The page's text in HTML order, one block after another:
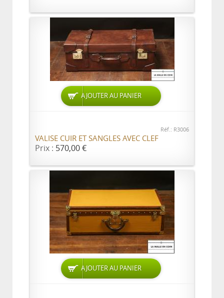
AJOUTER AU PANIER
Réf.: R3006
VALISE CUIR ET SANGLES AVEC CLEF
Prix : 570,00 €
AJOUTER AU PANIER